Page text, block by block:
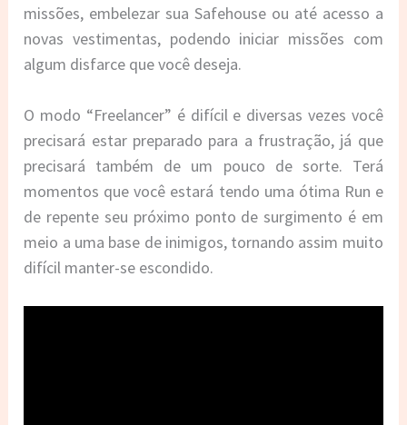
missões, embelezar sua Safehouse ou até acesso a
novas vestimentas, podendo iniciar missões com
algum disfarce que você deseja.
O modo “Freelancer” é difícil e diversas vezes você
precisará estar preparado para a frustração, já que
precisará também de um pouco de sorte. Terá
momentos que você estará tendo uma ótima Run e
de repente seu próximo ponto de surgimento é em
meio a uma base de inimigos, tornando assim muito
difícil manter-se escondido.